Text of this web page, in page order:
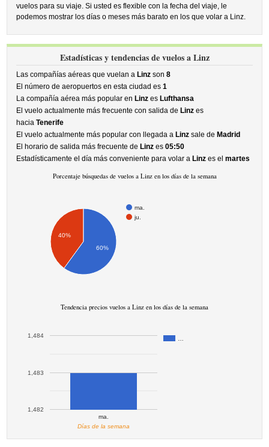
vuelos para su viaje. Si usted es flexible con la fecha del viaje, le
podemos mostrar los días o meses más barato en los que volar a Linz.
Estadísticas y tendencias de vuelos a Linz
Las compañías aéreas que vuelan a Linz son8
El número de aeropuertos en esta ciudad es1
La compañía aérea más popular en Linz es Lufthansa
El vuelo actualmente más frecuente con salida de Linz es
haciaTenerife
El vuelo actualmente más popular con llegada a Linz sale de Madrid
El horario de salida más frecuente de Linz es05:50
Estadísticamente el día más conveniente para volar a Linz es elmartes
Porcentaje búsquedas de vuelos a Linz en los días de la semana
ma.
ju.
40%
60%
Tendencia precios vuelos a Linz en los días de la semana
ma.
1,482
1,483
1,484
Días de la semana